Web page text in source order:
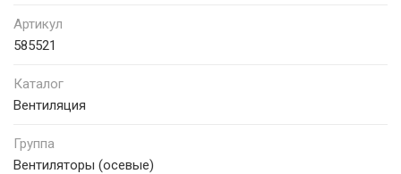
Артикул
585521
Каталог
Вентиляция
Группа
Вентиляторы (осевые)